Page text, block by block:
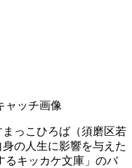
っこひろば（須磨区若
の人生に影響を与えた
るキッカケ文庫」のバ